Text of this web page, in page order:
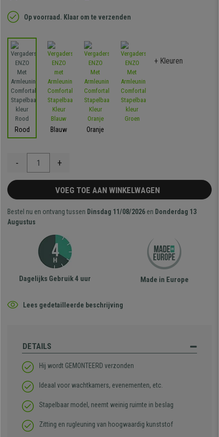
Op voorraad. Klaar om te verzenden
Rood Blauw Oranje
+ Kleuren
- +
VOEG TOE AAN WINKELWAGEN
Bestel nu en ontvang tussen Dinsdag 11/08/2026 en Donderdag 13
Augustus
Dagelijks Gebruik 4 uur Made in Europe
Lees gedetailleerde beschrijving
DETAILS
Hij wordt GEMONTEERD verzonden
Ideaal voor wachtkamers, evenementen, etc.
Stapelbaar model, neemt weinig ruimte in beslag
Zitting en rugleuning van hoogwaardig kunststof